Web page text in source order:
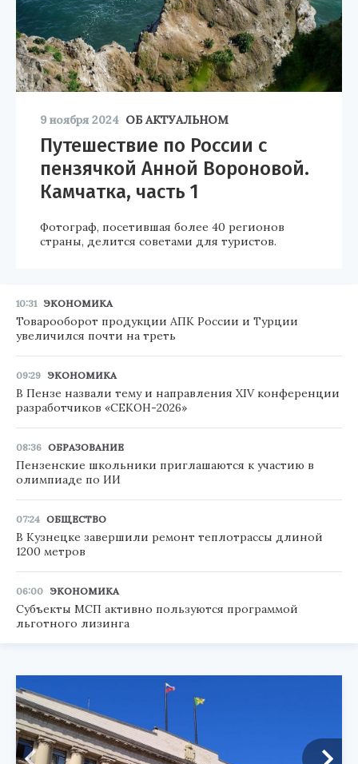
9 ноября 2024 ОБ АКТУАЛЬНОМ
Путешествие по России с
пензячкой Анной Вороновой.
Камчатка, часть 1
Фотограф, посетившая более 40 регионов
страны, делится советами для туристов.
10:31 ЭКОНОМИКА
Товарооборот продукции АПК России и Турции
увеличился почти на треть
09:29 ЭКОНОМИКА
В Пензе назвали тему и направления XIV конференции
разработчиков «СЕКОН-2026»
08:36 ОБРАЗОВАНИЕ
Пензенские школьники приглашаются к участию в
олимпиаде по ИИ
07:24 ОБЩЕСТВО
В Кузнецке завершили ремонт теплотрассы длиной
1200 метров
06:00 ЭКОНОМИКА
Субъекты МСП активно пользуются программой
льготного лизинга